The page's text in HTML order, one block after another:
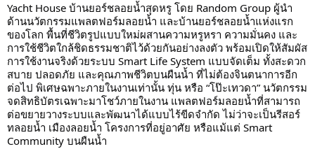
Yacht House บ้านยอร์ชลอยนํ้าสุดหรู โดย Random Group ผู้นํา
ด้านนวัตกรรมแพลตฟอร์มลอยนํ้า และบ้านยอร์ชลอยนํ้าแห่งแรก
ของโลก พื้นที่ชีวิตรูปแบบใหม่ผสานความหรูหรา ความมั่นคง และ
การใช้ชีวิตใกล้ชิดธรรมชาติไว้ด้วยกันอย่างลงตัว พร้อมเปิดให้สัมผัส
การใช้งานจริงด้วยระบบ Smart Life System แบบจัดเต็ม ทั้งสะดวก
สบาย ปลอดภัย และคุณภาพชีวิตบนผืนนํ้า ที่ไม่ต้องจินตนาการอีก
ต่อไป พิเศษฉพาะภายในงานเท่านั้น ทุ่น หรือ “โป๊ะเทวดา” นวัตกรรม
จดสิทธิบัตรเฉพาะมาโชว์ภายในงาน แพลตฟอร์มลอยนํ้าที่สามารถ
ต่อขยายวางระบบและพัฒนาได้แบบไร้ขีดจํากัด ไม่ว่าจะเป็นรีสอร์
ทลอยนํ้า เมืองลอยนํ้า โครงการที่อยู่อาศัย หรือแม้แต่ Smart
Community บนผืนนํ้า